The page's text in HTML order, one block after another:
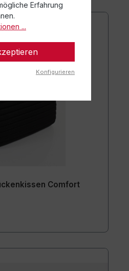
Comfort
Erfahrung
...
Konfigurieren